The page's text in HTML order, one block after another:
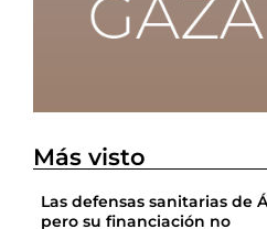
Más visto
Las defensas sanitarias de
pero su financiación no